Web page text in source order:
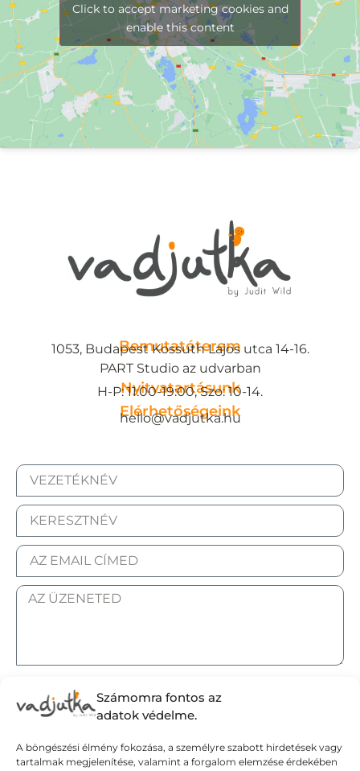
Számomra fontos az
adatok védelme.
A böngészési élmény fokozása, a személyre szabott hirdetések vagy
tartalmak megjelenítése, valamint a forgalom elemzése érdekében
Click to accept marketing cookies and
enable this content
Bemutatóterem
1053, Budapest Kossuth Lajos utca 14-16.
PART Studio az udvarban
Nyitvatartásunk
H-P: 11:00-19:00, Szo: 10-14.
Elérhetőségeink
hello@vadjutka.hu